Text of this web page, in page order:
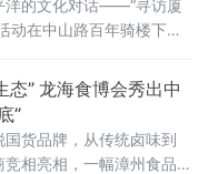
洋的文化对话——“寻访厦
动在中山路百年骑楼下展
列活动之一，本次活动在
务局指导下，由外图
公司和厦门老字号协会
态” 龙海食博会秀出中
”
国货品牌，从传统卤味到
相亮相，一幅漳州食品